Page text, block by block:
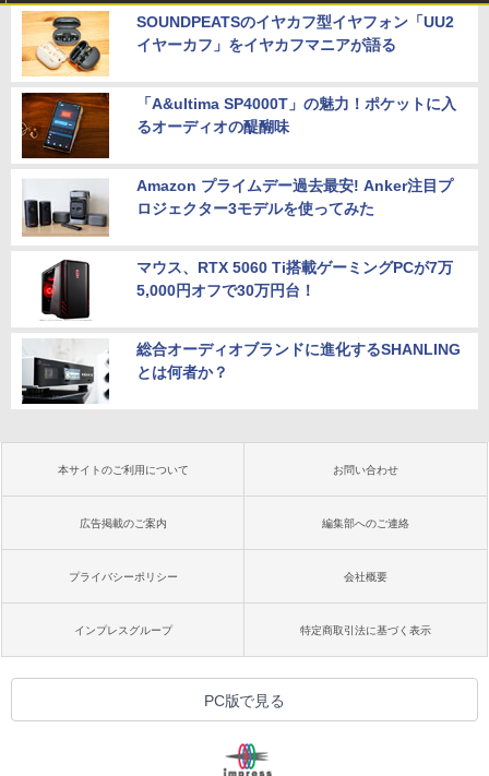
SOUNDPEATSのイヤカフ型イヤフォン「UU2
イヤーカフ」をイヤカフマニアが語る
「A&ultima SP4000T」の魅力！ポケットに入
るオーディオの醍醐味
Amazon プライムデー過去最安! Anker注目プ
ロジェクター3モデルを使ってみた
マウス、RTX 5060 Ti搭載ゲーミングPCが7万
5,000円オフで30万円台！
総合オーディオブランドに進化するSHANLING
とは何者か？
本サイトのご利用について お問い合わせ
広告掲載のご案内 編集部へのご連絡
プライバシーポリシー 会社概要
インプレスグループ 特定商取引法に基づく表示
PC版で見る